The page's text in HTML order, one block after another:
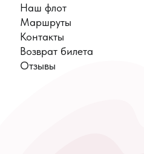
Наш флот
Маршруты
Контакты
Возврат билета
Отзывы